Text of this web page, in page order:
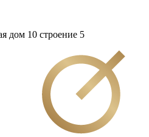
дом 10 cтроение 5